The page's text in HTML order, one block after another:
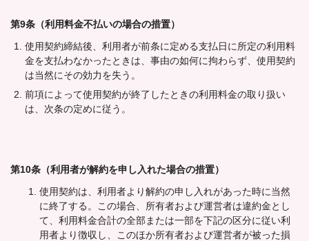
第9条（利用料金不払いの場合の措置）
使用契約締結後、利用者が前条に定める支払日に所定の利用料
金を支払わなかったときは、事由の如何に拘わらず、使用契約
は当然にその効力を失う。
前項によって使用契約が終了したときの利用料金の取り扱い
は、次条の定めに従う。
第10条（利用者が解約を申し入れた場合の措置）
使用契約は、利用者より解約の申し入れがあった時に当然
に終了する。この場合、所有者および運営者は違約金とし
て、利用料金合計の全部または一部を下記の区分に従い利
用者より徴収し、このほか所有者および運営者が被った損